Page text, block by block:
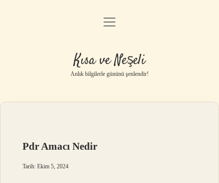
Anasayfa
Yasal Uyarı
menüyü
Kısa ve Neşeli
Anlık bilgilerle gününü şenlendir!
Pdr Amacı Nedir
Tarih: Ekim 5, 2024